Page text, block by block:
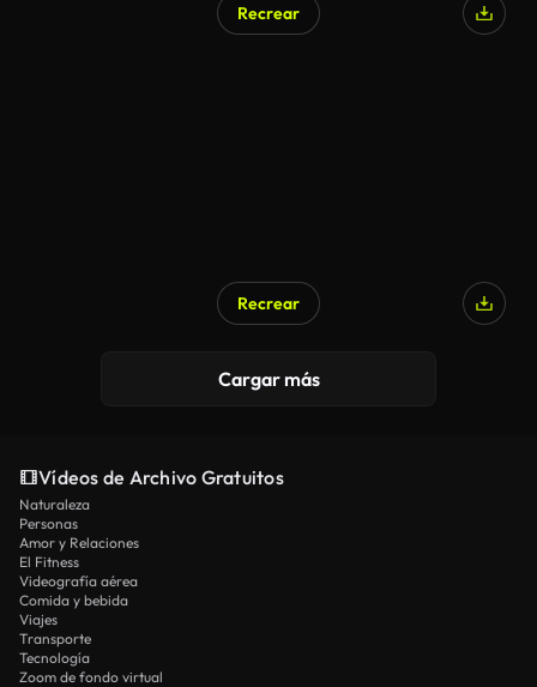
Recrear
Recrear
Cargar más
Vídeos de Archivo Gratuitos
Naturaleza
Personas
Amor y Relaciones
El Fitness
Videografía aérea
Comida y bebida
Viajes
Transporte
Tecnología
Zoom de fondo virtual